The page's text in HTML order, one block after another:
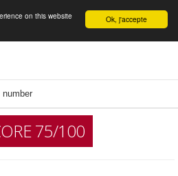
English Ok, j'accepte
on this website
number
75/100